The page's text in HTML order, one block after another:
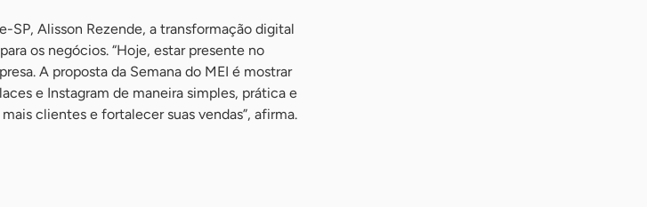
SP, Alisson Rezende, a transformação digital
os negócios. “Hoje, estar presente no
A proposta da Semana do MEI é mostrar
e Instagram de maneira simples, prática e
clientes e fortalecer suas vendas”, afirma.